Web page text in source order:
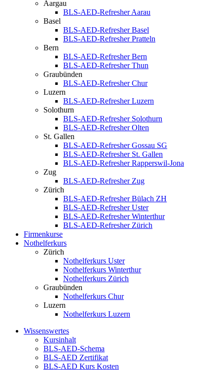
Aargau
BLS-AED-Refresher Aarau
Basel
BLS-AED-Refresher Basel
BLS-AED-Refresher Pratteln
Bern
BLS-AED-Refresher Bern
BLS-AED-Refresher Thun
Graubünden
BLS-AED-Refresher Chur
Luzern
BLS-AED-Refresher Luzern
Solothurn
BLS-AED-Refresher Solothurn
BLS-AED-Refresher Olten
St. Gallen
BLS-AED-Refresher Gossau SG
BLS-AED-Refresher St. Gallen
BLS-AED-Refresher Rapperswil-Jona
Zug
BLS-AED-Refresher Zug
Zürich
BLS-AED-Refresher Bülach ZH
BLS-AED-Refresher Uster
BLS-AED-Refresher Winterthur
BLS-AED-Refresher Zürich
Firmenkurse
Nothelferkurs
Zürich
Nothelferkurs Uster
Nothelferkurs Winterthur
Nothelferkurs Zürich
Graubünden
Nothelferkurs Chur
Luzern
Nothelferkurs Luzern
Wissenswertes
Kursinhalt
BLS-AED-Schema
BLS-AED Zertifikat
BLS-AED Kurs Kosten